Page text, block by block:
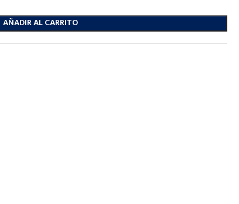
AÑADIR AL CARRITO